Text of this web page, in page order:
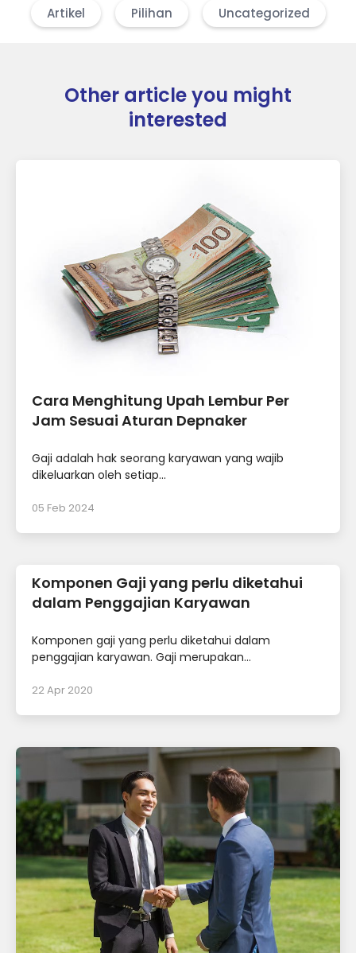
Artikel Pilihan Uncategorized
Other article you might
interested
Cara Menghitung Upah Lembur Per
Jam Sesuai Aturan Depnaker
Gaji adalah hak seorang karyawan yang wajib
dikeluarkan oleh setiap...
05 Feb 2024
Komponen Gaji yang perlu diketahui
dalam Penggajian Karyawan
Komponen gaji yang perlu diketahui dalam
penggajian karyawan. Gaji merupakan...
22 Apr 2020